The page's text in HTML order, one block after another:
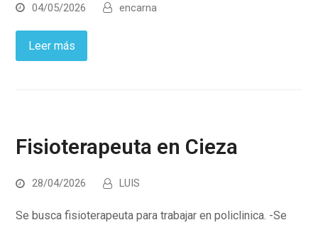
04/05/2026 encarna
Leer más
Fisioterapeuta en Cieza
28/04/2026 LUIS
Se busca fisioterapeuta para trabajar en policlinica. -Se